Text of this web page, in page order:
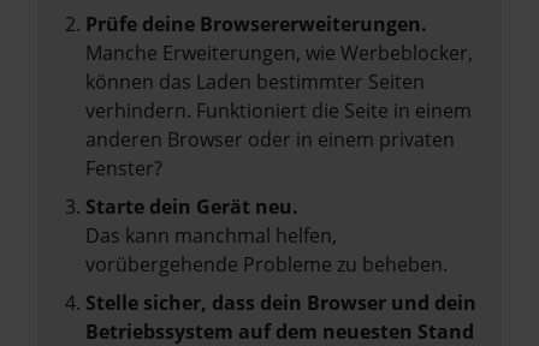
Prüfe deine Browsererweiterungen.
Manche Erweiterungen, wie Werbeblocker,
können das Laden bestimmter Seiten
verhindern. Funktioniert die Seite in einem
anderen Browser oder in einem privaten
Fenster?
Starte dein Gerät neu.
Das kann manchmal helfen,
vorübergehende Probleme zu beheben.
Stelle sicher, dass dein Browser und dein
Betriebssystem auf dem neuesten Stand